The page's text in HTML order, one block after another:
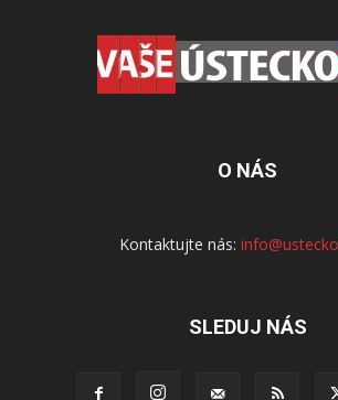
O NÁS
Kontaktujte nás:
SLEDUJ NÁS